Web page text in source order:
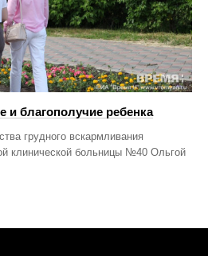
и благополучие ребенка
грудного вскармливания
клинической больницы №40 Ольгой